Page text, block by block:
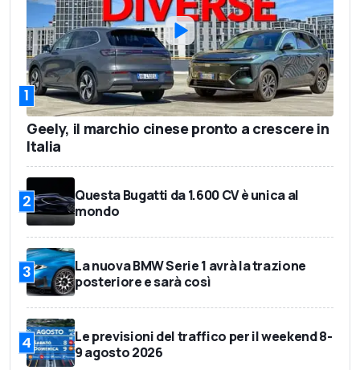
1
Geely, il marchio cinese pronto a crescere in
Italia
2
Questa Bugatti da 1.600 CV è unica al
mondo
3
La nuova BMW Serie 1 avrà la trazione
posteriore e sarà così
4
Le previsioni del traffico per il weekend 8-
9 agosto 2026